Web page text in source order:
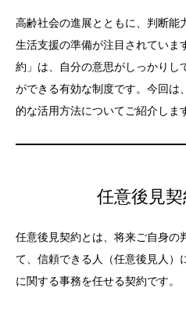
高齢社会の進展とともに、判断能
生活支援の準備が注目されていま
約」は、自分の意思がしっかりし
ができる有効な制度です。今回は
的な活用方法についてご紹介しま
任意後見契
任意後見契約とは、将来ご自身の
て、信頼できる人（任意後見人）
に関する事務を任せる契約です。